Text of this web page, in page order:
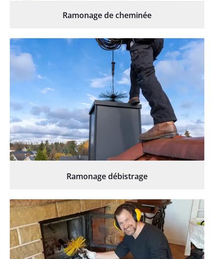
Ramonage de cheminée
Ramonage débistrage